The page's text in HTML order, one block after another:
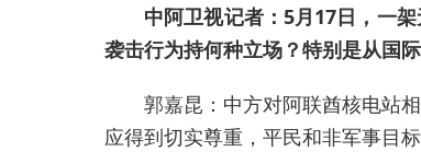
中阿卫视记者：5月17日，一
袭击行为持何种立场？特别是从国
郭嘉昆：中方对阿联酋核电站
应得到切实尊重，平民和非军事目